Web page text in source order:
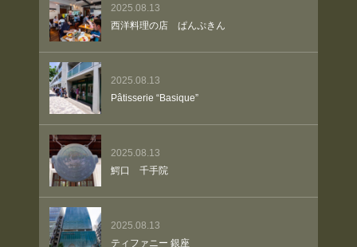
2025.08.13
西洋料理の店 ぱんぷきん
2025.08.13
Pâtisserie “Basique”
2025.08.13
鰐口 千手院
2025.08.13
ティファニー 銀座